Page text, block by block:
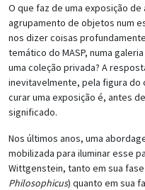
O que faz de uma exposição
agrupamento de objetos num
nos dizer coisas
temático do MASP, numa
uma coleção privada? A
inevitavelmente, pela figura do
curar uma exposição é, antes
significado.
Nos últimos anos, uma
mobilizada para iluminar esse
Wittgenstein, tanto em sua fase
Philosophicus) quanto em sua